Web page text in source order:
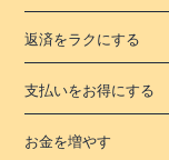
返済をラクにする
支払いをお得にする
お金を増やす